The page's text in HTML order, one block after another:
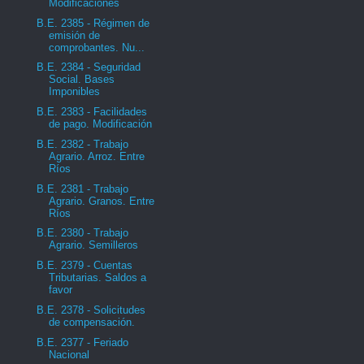
Modificaciones
B.E. 2385 - Régimen de
emisión de
comprobantes. Nu...
B.E. 2384 - Seguridad
Social. Bases
Imponibles
B.E. 2383 - Facilidades
de pago. Modificación
B.E. 2382 - Trabajo
Agrario. Arroz. Entre
Ríos
B.E. 2381 - Trabajo
Agrario. Granos. Entre
Ríos
B.E. 2380 - Trabajo
Agrario. Semilleros
B.E. 2379 - Cuentas
Tributarias. Saldos a
favor
B.E. 2378 - Solicitudes
de compensación.
B.E. 2377 - Feriado
Nacional